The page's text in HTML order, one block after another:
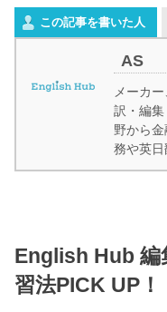
この記事を書いた人
AS
メーカ
訳・編
野から
務や英日
English Hub 編
習法PICK UP！